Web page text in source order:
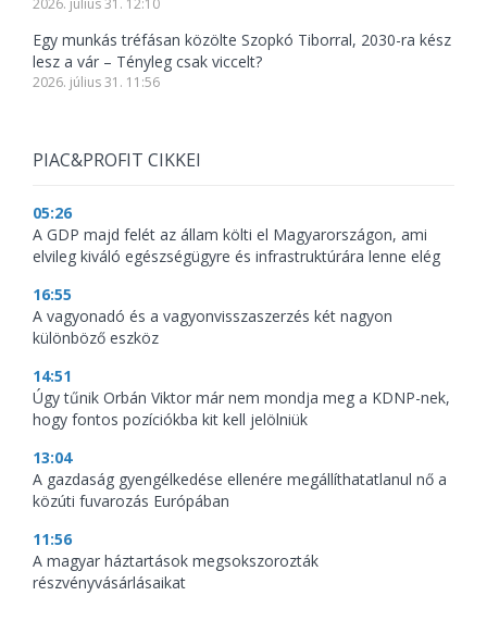
2026. július 31. 12:10
Egy munkás tréfásan közölte Szopkó Tiborral, 2030-ra kész
lesz a vár – Tényleg csak viccelt?
2026. július 31. 11:56
PIAC&PROFIT CIKKEI
05:26
A GDP majd felét az állam költi el Magyarországon, ami
elvileg kiváló egészségügyre és infrastruktúrára lenne elég
16:55
A vagyonadó és a vagyonvisszaszerzés két nagyon
különböző eszköz
14:51
Úgy tűnik Orbán Viktor már nem mondja meg a KDNP-nek,
hogy fontos pozíciókba kit kell jelölniük
13:04
A gazdaság gyengélkedése ellenére megállíthatatlanul nő a
közúti fuvarozás Európában
11:56
A magyar háztartások megsokszorozták
részvényvásárlásaikat